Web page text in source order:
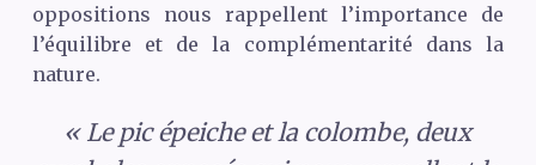
oppositions nous rappellent l’importance de
l’équilibre et de la complémentarité dans la
nature.
« Le pic épeiche et la colombe, deux